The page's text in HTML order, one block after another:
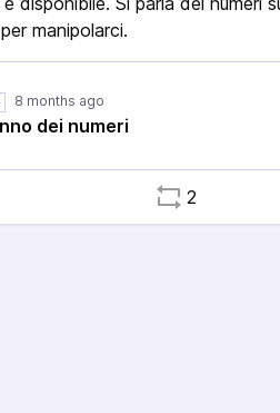
manipolarci.
dei numeri
2